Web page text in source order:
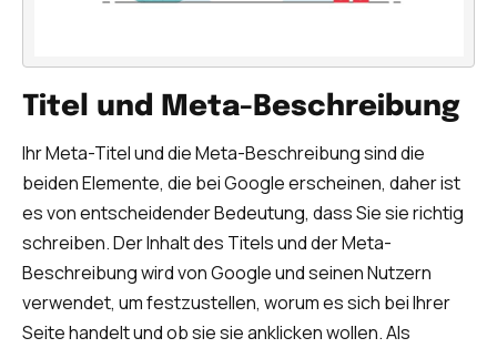
Titel und Meta-Beschreibung
Ihr Meta-Titel und die Meta-Beschreibung sind die
beiden Elemente, die bei Google erscheinen, daher ist
es von entscheidender Bedeutung, dass Sie sie richtig
schreiben. Der Inhalt des Titels und der Meta-
Beschreibung wird von Google und seinen Nutzern
verwendet, um festzustellen, worum es sich bei Ihrer
Seite handelt und ob sie sie anklicken wollen. Als